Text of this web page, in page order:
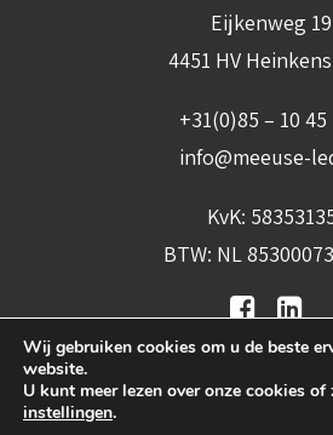
Eijkenweg 19
4451 HV
+31(0)85 – 10 45
info@meeuse-
KvK:
BTW: NL
Wij gebruiken cookies om u de beste
website.
U kunt meer lezen over onze cookies
instellingen.